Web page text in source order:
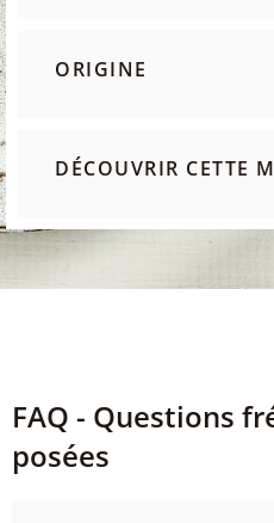
ORIGINE
DÉCOUVRIR CETTE
FAQ - Questions
posées